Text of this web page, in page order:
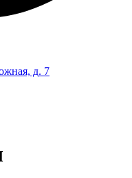
д. 7